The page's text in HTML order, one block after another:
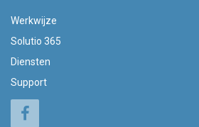
Werkwijze
Solutio 365
Diensten
Support